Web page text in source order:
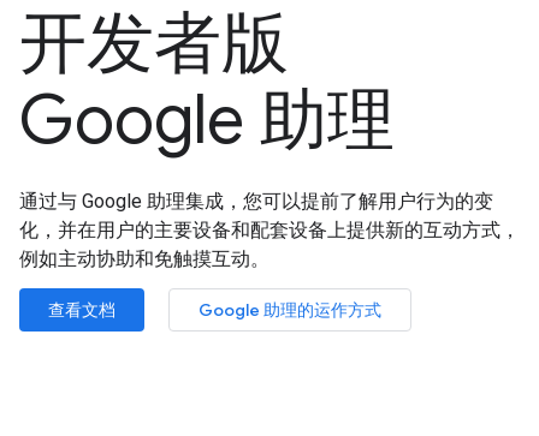
开发者版
Google 助理
通过与 Google 助理集成，您可以提前了解用户行为的变
化，并在用户的主要设备和配套设备上提供新的互动方式，
例如主动协助和免触摸互动。
查看文档 Google 助理的运作方式